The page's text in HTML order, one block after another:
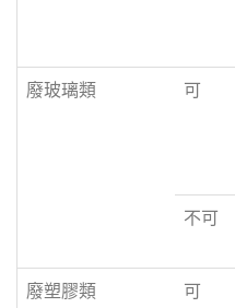
廢玻璃類 可
不可
廢塑膠類 可